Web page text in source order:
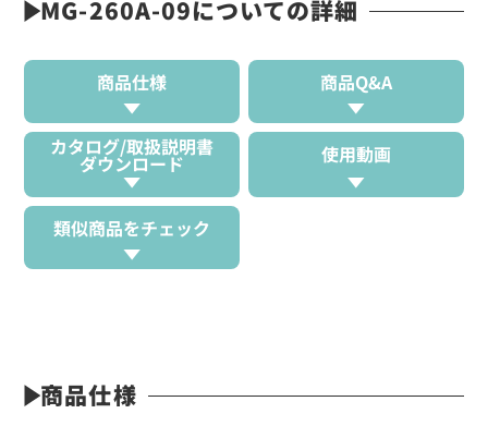
MG-260A-09についての詳細
商品仕様 商品Q&A
カタログ/取扱説明書
ダウンロード 使用動画
類似商品をチェック
商品仕様